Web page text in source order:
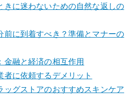
きに迷わないための自然な返しの
前に到着すべき？準備とマナーの
金融と経済の相互作用
に依頼するデメリット
ッグストアのおすすめスキンケア